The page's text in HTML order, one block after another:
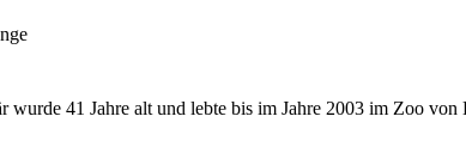
wurde 41 Jahre alt und lebte bis im Jahre 2003 im Zoo